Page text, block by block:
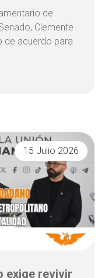
de
Clemente
de acuerdo para
15 Julio 2026
exige revivir